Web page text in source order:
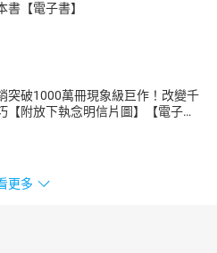
【電子書】
突破1000萬冊現象級巨作！改變千
【附放下執念明信片圖】【電子
更多